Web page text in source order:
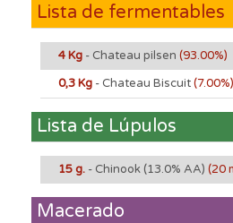
Lista de fermentables
4 Kg - Chateau pilsen (93.00%)
0,3 Kg - Chateau Biscuit(7.00%)
Lista de Lúpulos
15 g. - Chinook (13.0% AA) (20
Macerado